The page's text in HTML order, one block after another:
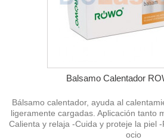
Balsamo Calentador
Bálsamo calentador, ayuda al
ligeramente cargadas. Aplicación tanto
Calienta y relaja -Cuida y proteje la piel
ocio